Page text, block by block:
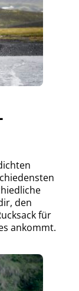
den
für
ankommt.